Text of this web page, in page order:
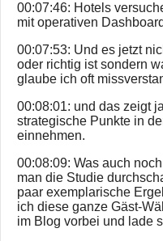
00:07:46: Hotels
mit operativen
00:07:53: Und es jetzt
oder richtig ist sondern
glaube ich oft
00:08:01: und das zeigt
strategische Punkte in
einnehmen.
00:08:09: Was auch
man die Studie
paar exemplarische
ich diese ganze Gäst-
im Blog vorbei und lade